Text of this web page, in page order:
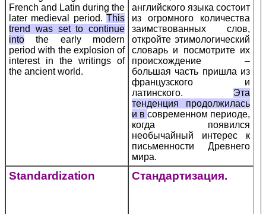
French and Latin during the
later medieval period. This
trend was set to continue
into the early modern
period with the explosion of
interest in the writings of
the ancient world.
английского языка состоит
из огромного количества
заимствованных слов,
откройте этимологический
словарь и посмотрите их
происхождение –
большая часть пришла из
французского и
латинского. Эта
тенденция продолжилась
и в современном периоде,
когда появился
необычайный интерес к
письменности Древнего
мира.
Standardization Стандартизация.